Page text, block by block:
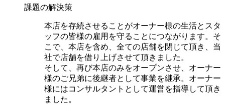
課題の解決策
本店を存続させることがオーナー様の生活とスタ
ッフの皆様の雇用を守ることにつながります。そ
こで、本店を含め、全ての店舗を閉じて頂き、当
社で店舗を借り上げさせて頂きました。
そして、再び本店のみをオープンさせ、オーナー
様のご兄弟に後継者として事業を継承。オーナー
様にはコンサルタントとして運営を指導して頂き
ました。